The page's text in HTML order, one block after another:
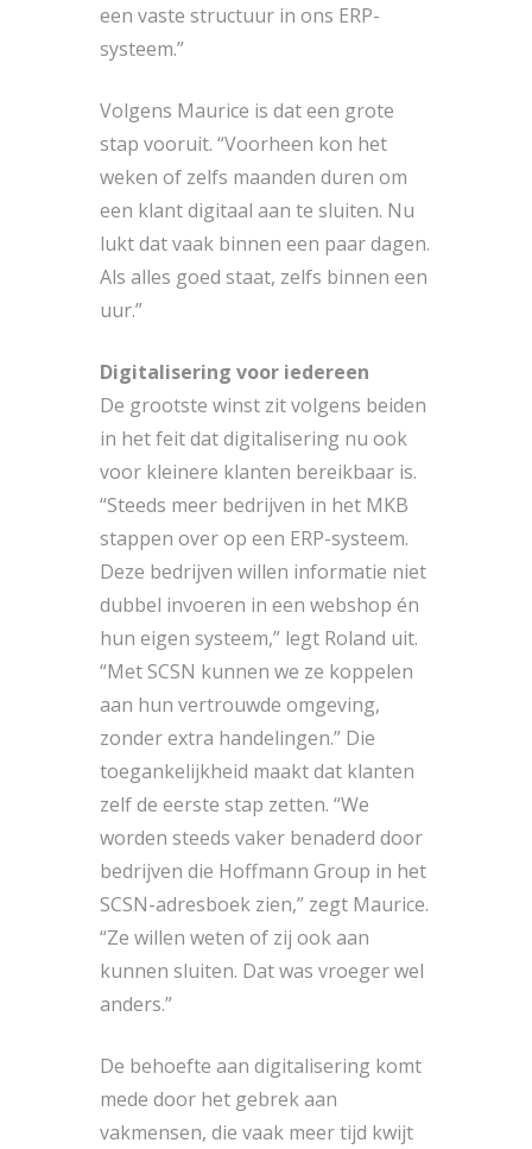
een vaste structuur in ons ERP-
systeem.”
Volgens Maurice is dat een grote
stap vooruit. “Voorheen kon het
weken of zelfs maanden duren om
een klant digitaal aan te sluiten. Nu
lukt dat vaak binnen een paar dagen.
Als alles goed staat, zelfs binnen een
uur.”
Digitalisering voor iedereen
De grootste winst zit volgens beiden
in het feit dat digitalisering nu ook
voor kleinere klanten bereikbaar is.
“Steeds meer bedrijven in het MKB
stappen over op een ERP-systeem.
Deze bedrijven willen informatie niet
dubbel invoeren in een webshop én
hun eigen systeem,” legt Roland uit.
“Met SCSN kunnen we ze koppelen
aan hun vertrouwde omgeving,
zonder extra handelingen.” Die
toegankelijkheid maakt dat klanten
zelf de eerste stap zetten. “We
worden steeds vaker benaderd door
bedrijven die Hoffmann Group in het
SCSN-adresboek zien,” zegt Maurice.
“Ze willen weten of zij ook aan
kunnen sluiten. Dat was vroeger wel
anders.”
De behoefte aan digitalisering komt
mede door het gebrek aan
vakmensen, die vaak meer tijd kwijt